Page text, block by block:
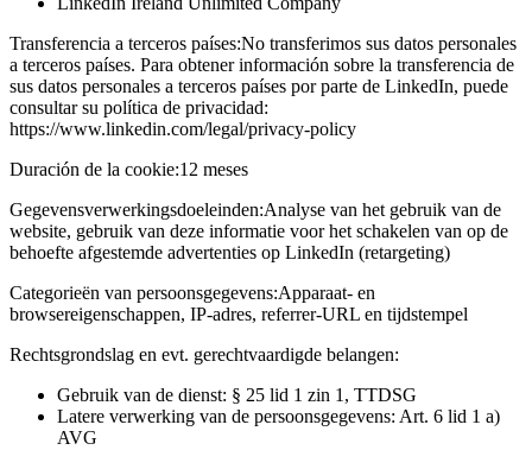
Transferencia a terceros países:No transferimos sus datos personales
a terceros países. Para obtener información sobre la transferencia de
sus datos personales a terceros países por parte de LinkedIn, puede
consultar su política de privacidad:
https://www.linkedin.com/legal/privacy-policy
Duración de la cookie:12 meses
Gegevensverwerkingsdoeleinden:Analyse van het gebruik van de
website, gebruik van deze informatie voor het schakelen van op de
behoefte afgestemde advertenties op LinkedIn (retargeting)
Categorieën van persoonsgegevens:Apparaat- en
browsereigenschappen, IP-adres, referrer-URL en tijdstempel
Rechtsgrondslag en evt. gerechtvaardigde belangen:
Gebruik van de dienst: § 25 lid 1 zin 1, TTDSG
Latere verwerking van de persoonsgegevens: Art. 6 lid 1 a)
AVG